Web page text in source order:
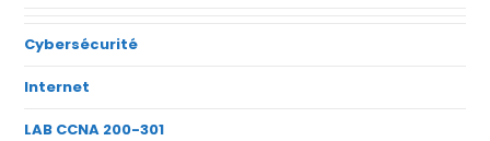
Cybersécurité
Internet
LAB CCNA 200-301